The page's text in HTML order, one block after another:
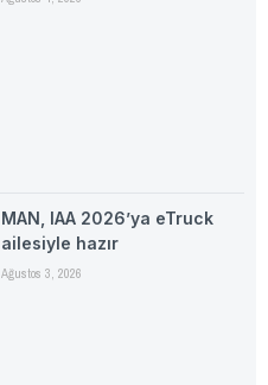
MAN, IAA 2026’ya eTruck
ailesiyle hazır
Ağustos 3, 2026